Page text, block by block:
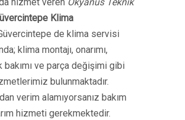
Klima
de klima servisi
klima montajı, onarımı,
bakımı ve parça değişimi gibi
bulunmaktadır.
verim alamıyorsanız bakım
hizmeti gerekmektedir.